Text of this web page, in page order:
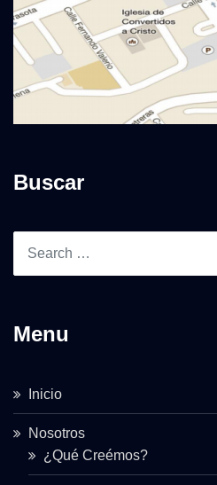
Buscar
Menu
Inicio
Nosotros
¿Qué Creémos?